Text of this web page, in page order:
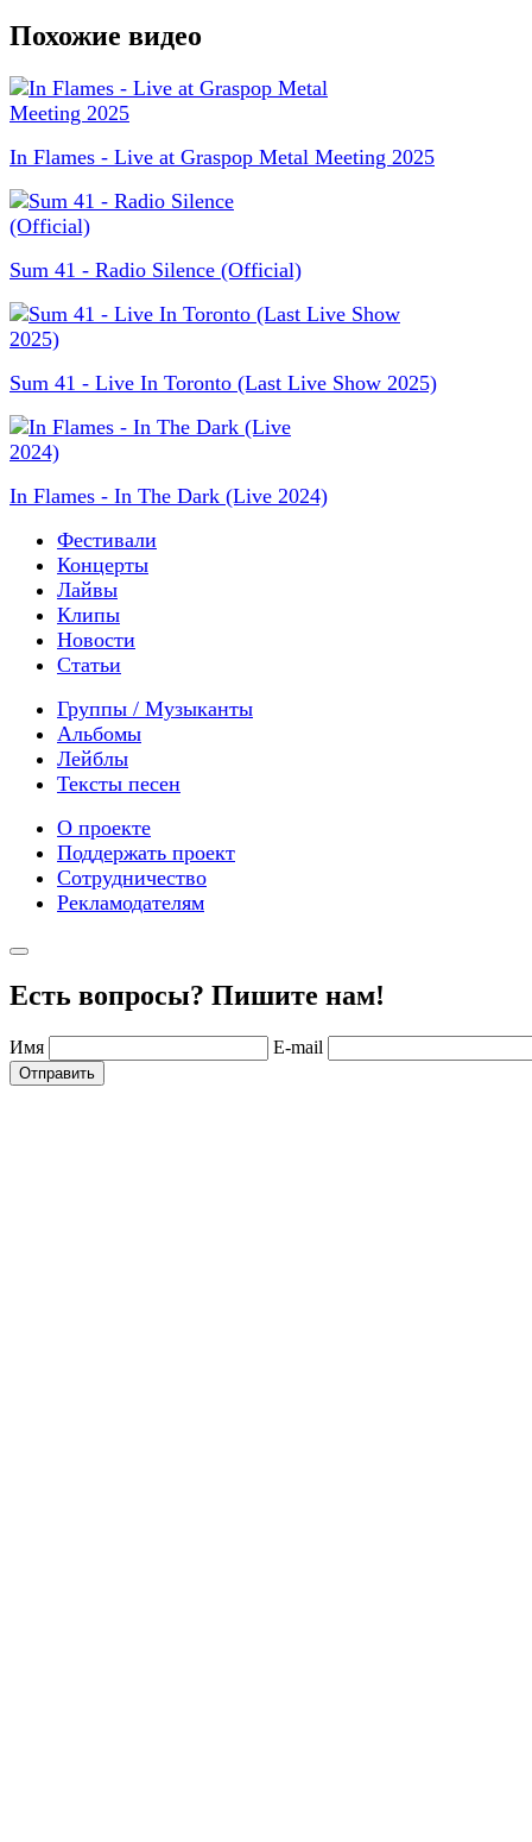
Похожие видео
In Flames - Live at Graspop Metal Meeting 2025
Sum 41 - Radio Silence (Official)
Sum 41 - Live In Toronto (Last Live Show 2025)
In Flames - In The Dark (Live 2024)
Фестивали
Концерты
Лайвы
Клипы
Новости
Статьи
Группы / Музыканты
Альбомы
Лейблы
Тексты песен
О проекте
Поддержать проект
Сотрудничество
Рекламодателям
Есть вопросы? Пишите нам!
Имя E-mail